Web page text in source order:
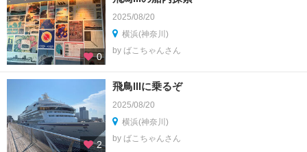
0
2025/08/20
横浜(神奈川)
by ばこちゃんさん
2
飛鳥Ⅲに乗るぞ
2025/08/20
横浜(神奈川)
by ばこちゃんさん